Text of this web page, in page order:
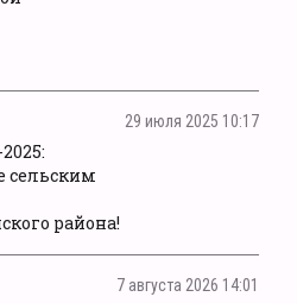
29 июля 2025 10:17
сельским
района!
7 августа 2026 14:01